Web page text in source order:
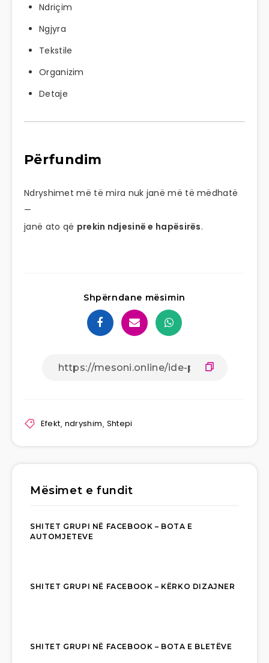
Ndriçim
Ngjyra
Tekstile
Organizim
Detaje
Përfundim
Ndryshimet më të mira nuk janë më të mëdhatë
—
janë ato që prekin ndjesinë e hapësirës.
Shpërndane mësimin
Efekt, ndryshim, Shtepi
Mësimet e fundit
SHITET GRUPI NË FACEBOOK – BOTA E
AUTOMJETEVE
SHITET GRUPI NË FACEBOOK – KËRKO DIZAJNER
SHITET GRUPI NË FACEBOOK – BOTA E BLETËVE